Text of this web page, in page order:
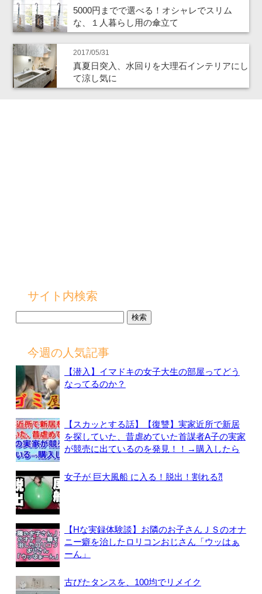
5000円までで選べる！オシャレでスリム
な、１人暮らし用の傘立て
2017/05/31
真夏日突入、水回りを大理石インテリアにし
て涼し気に
サイト内検索
今週の人気記事
【潜入】イマドキの女子大生の部屋ってどう
なってるのか？
【スカッとする話】【復讐】実家近所で新居
を探していた、昔虐めていた首謀者A子の実家
が競売に出ているのを発見！！→購入したら
女子が 巨大風船 に入る！脱出！割れる⁈
【Hな実録体験談】お隣のお子さんＪＳのオナ
ニー癖を治したロリコンおじさん「ウッはぁ
ーん」
古びたタンスを、100均でリメイク